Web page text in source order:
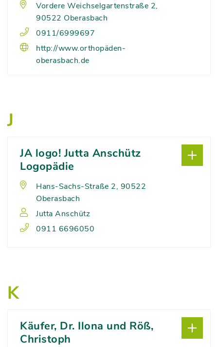
Vordere Weichselgartenstraße 2,
90522 Oberasbach
0911/6999697
http://www.orthopäden-
oberasbach.de
J
JA logo! Jutta Anschütz
Logopädie
Hans-Sachs-Straße 2, 90522
Oberasbach
Jutta Anschütz
0911 6696050
K
Käufer, Dr. Ilona und Röß,
Christoph